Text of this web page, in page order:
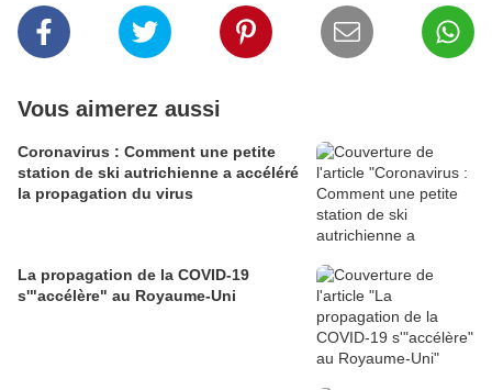
Vous aimerez aussi
Coronavirus : Comment une petite
station de ski autrichienne a accéléré
la propagation du virus
La propagation de la COVID-19
s'"accélère" au Royaume-Uni